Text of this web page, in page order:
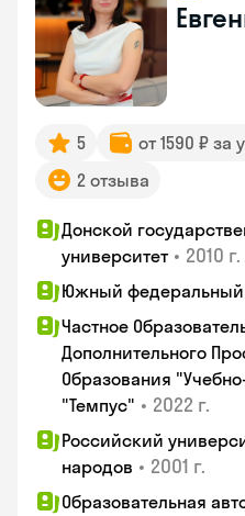
5 от 1590 ₽ за
2 отзыва
Донской
университет • 2010 г.
Южный федеральный
Частное
Дополнительного
Образования
"Темпус" • 2022 г.
Российский
народов • 2001 г.
Образовательная